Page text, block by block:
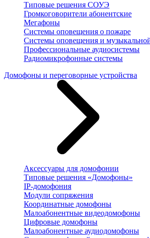
Типовые решения СОУЭ
Громкоговорители абонентские
Мегафоны
Системы оповещения о пожаре
Системы оповещения и
Профессиональные аудиосистемы
Радиомикрофонные системы
Домофоны и переговорные устройства
Аксессуары для домофонии
Типовые решения «Домофоны»
IP-домофония
Модули сопряжения
Координатные домофоны
Малоабонентные видеодомофоны
Цифровые домофоны
Малоабонентные аудиодомофоны